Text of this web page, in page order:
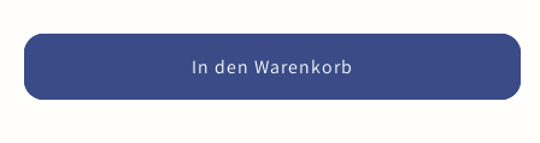
Magic
Magic
TheIn den Warenkorb